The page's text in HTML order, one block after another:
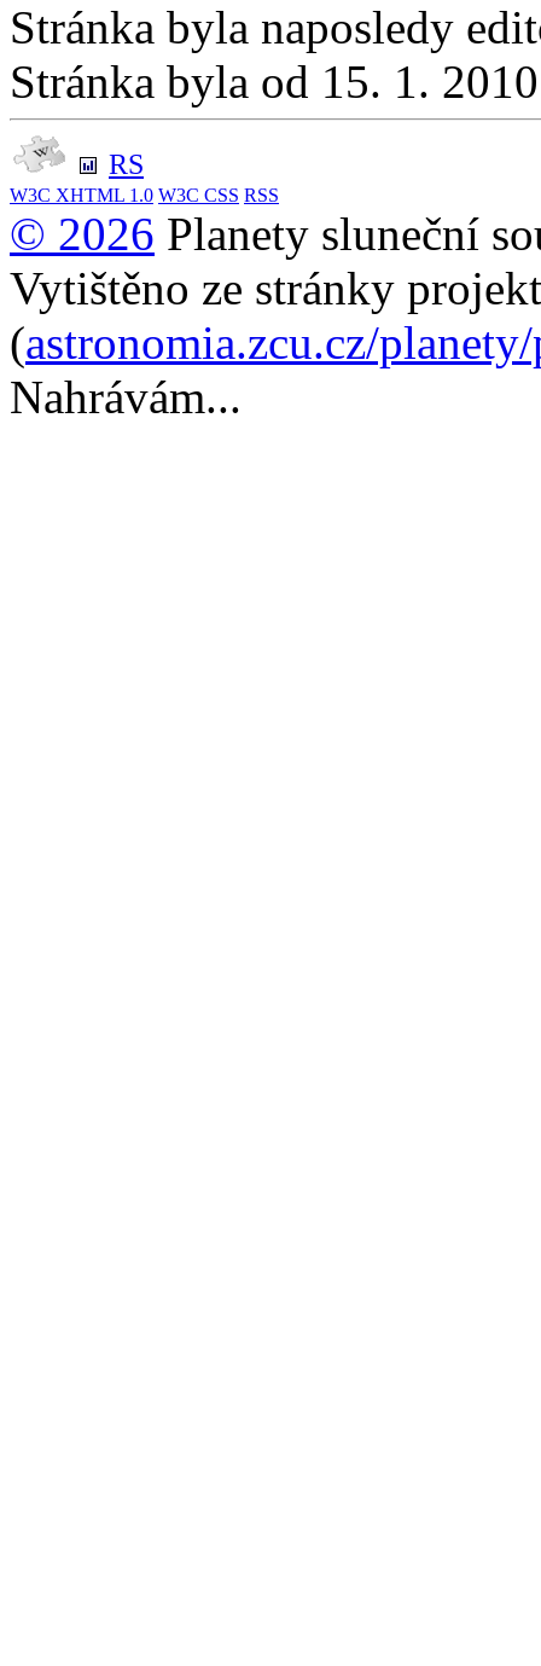
Stránka byla naposledy
Stránka byla od 15. 1.
RS
W3C XHTML 1.0 W3C CSS RSS
© 2026 Planety sluneční
Vytištěno ze stránky
(astronomia.zcu.cz/
Nahrávám...